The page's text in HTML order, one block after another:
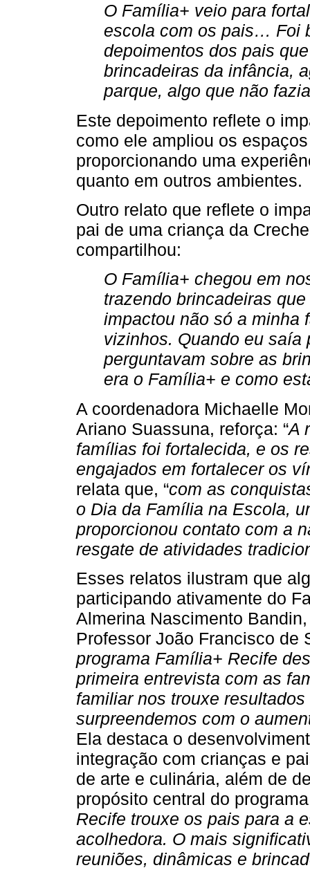
O Família+ veio para
escola com os pais… Foi
depoimentos dos pais
brincadeiras da infância,
parque, algo que não
Este depoimento reflete o
como ele ampliou os
proporcionando uma
quanto em outros ambientes.
Outro relato que reflete o
pai de uma criança da
compartilhou:
O Família+ chegou em
trazendo brincadeiras
impactou não só a minha
vizinhos. Quando eu saía
perguntavam sobre as
era o Família+ e como
A coordenadora Michaelle
Ariano Suassuna, reforça: “A
famílias foi fortalecida, e os
engajados em fortalecer os
relata que, “com as
o Dia da Família na Escola,
proporcionou contato com a
resgate de atividades
Esses relatos ilustram que
participando ativamente do
Almerina Nascimento
Professor João Francisco de
programa Família+ Recife
primeira entrevista com as
familiar nos trouxe
surpreendemos com o
Ela destaca o
integração com crianças e
de arte e culinária, além de
propósito central do
Recife trouxe os pais para a
acolhedora. O mais
reuniões, dinâmicas e